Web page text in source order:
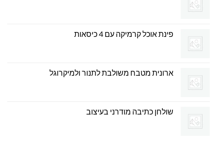
פינת אוכל קרמיקה עם 4 כיסאות
ארונית מטבח משולבת לתנור ולמיקרוגל
שולחן כתיבה מודרני בעיצוב